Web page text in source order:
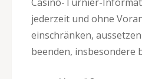
jederzeit und ohne
einschränken,
beenden, insbesondere